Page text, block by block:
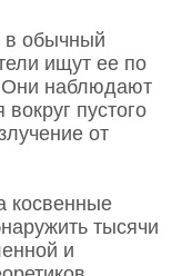
в обычный
ищут ее по
наблюдают
пустого
от
косвенные
тысячи
и